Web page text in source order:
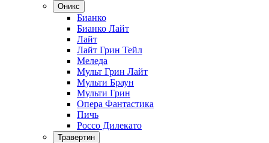
Оникс
Бианко
Бианко Лайт
Лайт
Лайт Грин Тейл
Меледа
Мульт Грин Лайт
Мульти Браун
Мульти Грин
Опера Фантастика
Пичь
Россо Дилекато
Травертин